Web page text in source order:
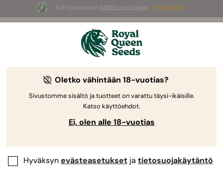
4.7/5 perustuen 58653 arvosteluun
-Rajoitettu erikoistarjous
3d 9h 53m 49s
The RQS Blog
Oletko vähintään 18-vuotias?
Sivustomme sisältö ja tuotteet on varattu täysi-ikäisille.
Katso käyttöehdot.
Ei, olen alle 18-vuotias
Hyväksynevästeasetuksetja tietosuojakäytäntö